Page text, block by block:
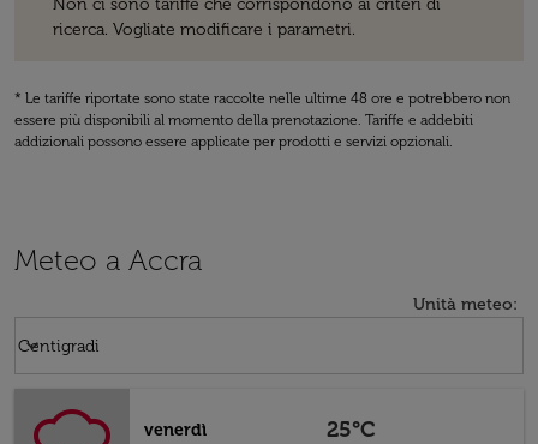
Non ci sono tariffe che corrispondono ai criteri di
ricerca. Vogliate modificare i parametri.
* Le tariffe riportate sono state raccolte nelle ultime 48 ore e potrebbero non
essere più disponibili al momento della prenotazione. Tariffe e addebiti
addizionali possono essere applicate per prodotti e servizi opzionali.
Meteo a Accra
Unità meteo:
Centigradi
keyboard_arrow_down
venerdì
25°C